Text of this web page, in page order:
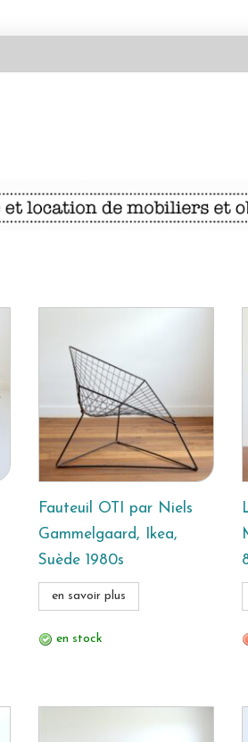
Fauteuil OTI par Niels
Gammelgaard, Ikea,
Suède 1980s
en savoir plus
en stock